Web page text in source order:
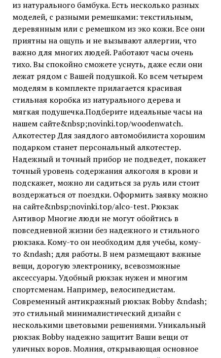
из натурального бамбука. Есть несколько разных
моделей, с разными ремешками: текстильным,
деревянным или с ремешком из эко кожи. Все они
приятны на ощупь и не вызывают аллергии, что
важно для многих людей. Работают часы очень
тихо. Вы спокойно сможете уснуть, даже если они
лежат рядом с Вашей подушкой. Ко всем четырем
моделям в комплекте прилагается красивая
стильная коробка из натурального дерева и
мягкая подушечка.Подберите идеальные часы на
нашем сайте&nbsp;novinki.top/woodenwatch.
Алкотестер Для заядлого автомобилиста хорошим
подарком станет персональный алкотестер.
Надежный и точный прибор не подведет, покажет
точный уровень содержания алкоголя в крови и
подскажет, можно ли садиться за руль или стоит
воздержаться от поездки. Оформить заявку можно
на сайте&nbsp;novinki.top/alco-test. Рюкзак
Антивор Многие люди не могут обойтись в
повседневной жизни без надежного и стильного
рюкзака. Кому-то он необходим для учебы, кому-
то &ndash; для работы. В нем размещают важные
вещи, дорогую электронику, всевозможные
аксессуары. Удобный рюкзак нужен и многим
спортсменам. Например, велосипедистам.
Современный антикражный рюкзак Bobby &ndash;
это стильный минималистический дизайн с
несколькими цветовыми решениями. Уникальный
рюкзак Bobby надежно защитит Ваши вещи от
уличных воров. Молния, открывающая основное